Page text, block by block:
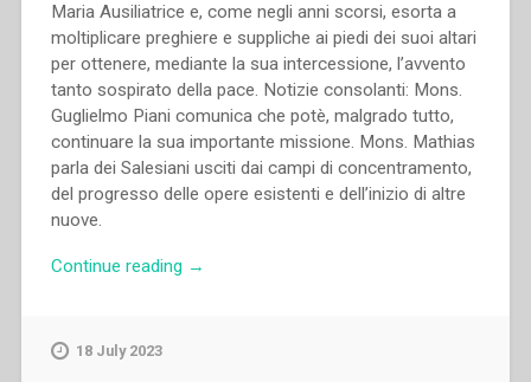
Maria Ausiliatrice e, come negli anni scorsi, esorta a
moltiplicare preghiere e suppliche ai piedi dei suoi altari
per ottenere, mediante la sua intercessione, l’avvento
tanto sospirato della pace. Notizie consolanti: Mons.
Guglielmo Piani comunica che potè, malgrado tutto,
continuare la sua importante missione. Mons. Mathias
parla dei Salesiani usciti dai campi di concentramento,
del progresso delle opere esistenti e dell’inizio di altre
nuove.
Continue reading “Pietro
→
18 July 2023